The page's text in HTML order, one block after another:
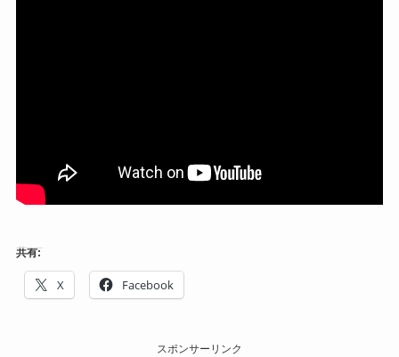
共有:
X Facebook
スポンサーリンク